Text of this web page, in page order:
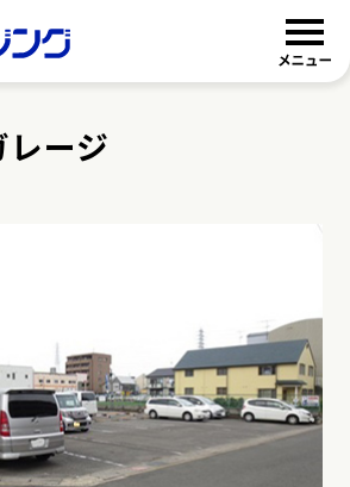
都ハウジング
ージ